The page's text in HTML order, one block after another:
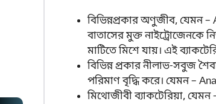
বিভিন্নপ্রকার অণুজীব, যেমন
বাতাসের মুক্ত নাইট্রোজেনকে
মাটিতে মিশে যায়। এই
বিভিন্ন প্রকার নীলাভ-সবুজ
পরিমাণ বৃদ্ধি করে। যেমন –
মিথোজীবী ব্যাকটেরিয়া,